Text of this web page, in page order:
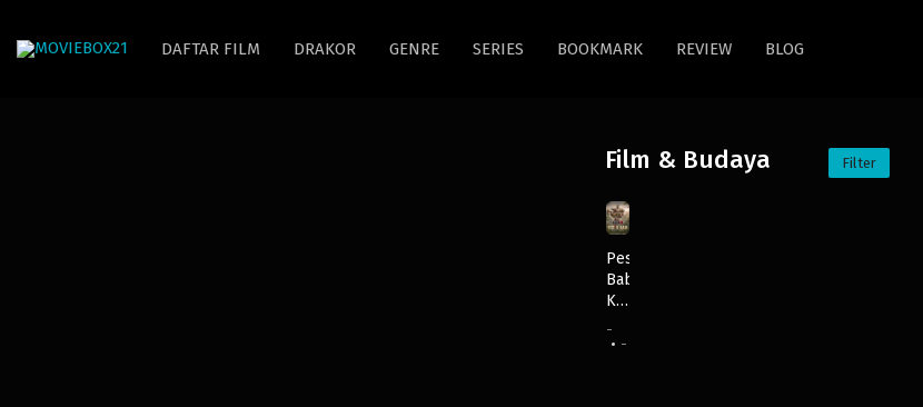
DAFTAR FILM DRAKOR GENRE SERIES BOOKMARK REVIEW BLOG
Film & Budaya Filter
Pesta
Babi:
Kolonialisme
Zaman
-
-